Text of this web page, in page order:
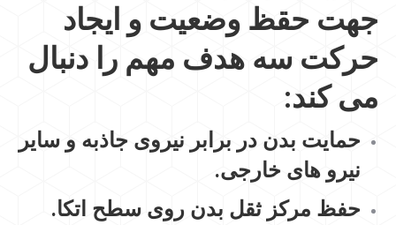
جهت حقظ وضعیت و ایجاد
حرکت سه هدف مهم را دنبال
می کند:
حمایت بدن در برابر نیروی جاذبه و سایر
نیرو های خارجی.
حفظ مرکز ثقل بدن روی سطح اتکا.